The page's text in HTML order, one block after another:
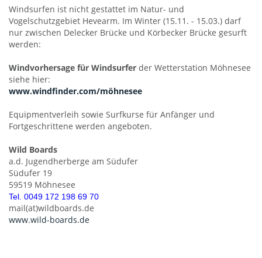
Windsurfen ist nicht gestattet im Natur- und
Vogelschutzgebiet Hevearm. Im Winter (15.11. - 15.03.) darf
nur zwischen Delecker Brücke und Körbecker Brücke gesurft
werden:
Windvorhersage für Windsurfer der Wetterstation Möhnesee
siehe hier:
www.windfinder.com/möhnesee
Equipmentverleih sowie Surfkurse für Anfänger und
Fortgeschrittene werden angeboten.
Wild Boards
a.d. Jugendherberge am Südufer
Südufer 19
59519 Möhnesee
Tel. 0049 172 198 69 70
mail(at)wildboards.de
www.wild-boards.de